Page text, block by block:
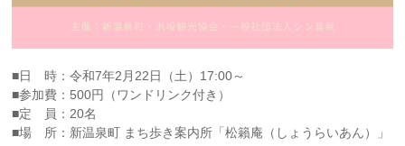
■日 時：令和7年2月22日（土）17:00～
■参加費：500円（ワンドリンク付き）
■定 員：20名
■場 所：新温泉町 まち歩き案内所「松籟庵（しょうらいあん）」